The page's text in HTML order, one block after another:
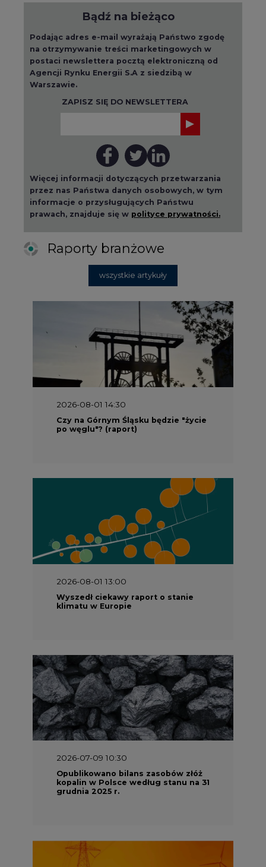
przez nas Państwa danych osobowych, w tym
informacje o przysługujących Państwu
prawach, znajduje się w polityce prywatności.
Raporty branżowe
po węglu"? (raport)
2026-08-01 13:00
Wyszedł ciekawy raport o stanie
klimatu w Europie
2026-07-09 10:30
Opublikowano bilans zasobów złóż
kopalin w Polsce według stanu na 31
grudnia 2025 r.
2026-06-08 07:00
Wyszedł raport "Bezpieczniej i
taniej. Ciepłownictwo na ratunek
KSE"